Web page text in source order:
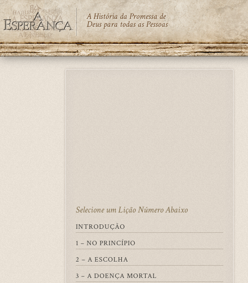
Skip
to
main
A História da Promessa de
Deus para todas as Pessoas
Selecione um Lição Número Abaixo
INTRODUÇÃO
1 – NO PRINCÍPIO
2 – A ESCOLHA
3 – A DOENÇA MORTAL